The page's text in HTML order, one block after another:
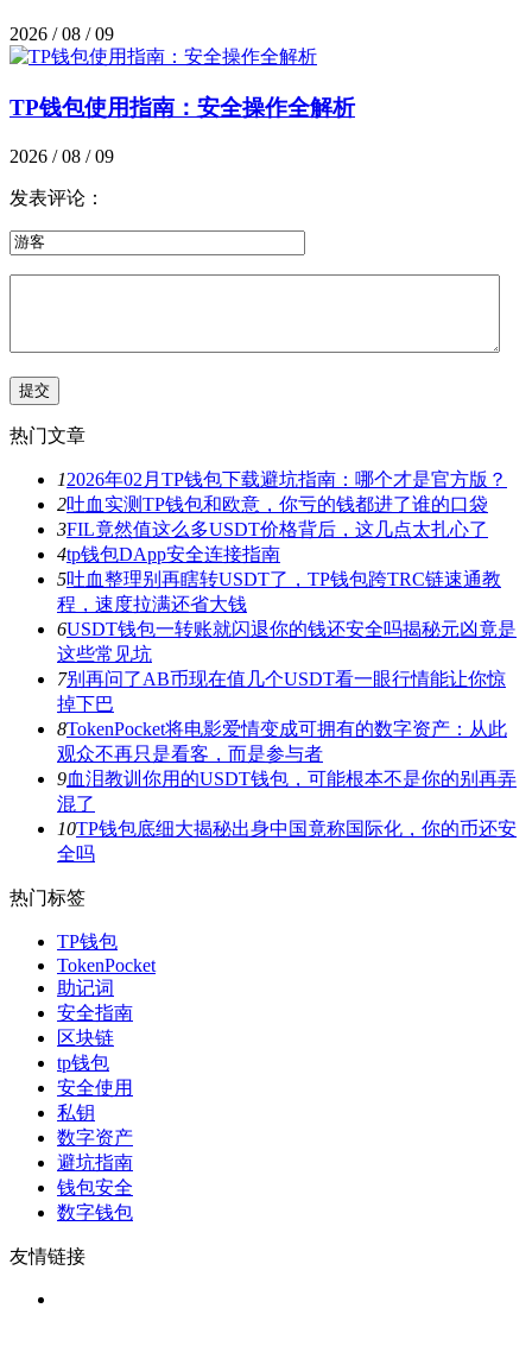
2026 / 08 / 09
TP钱包使用指南：安全操作全解析
2026 / 08 / 09
发表评论：
热门文章
12026年02月TP钱包下载避坑指南：哪个才是官方版？
2吐血实测TP钱包和欧意，你亏的钱都进了谁的口袋
3FIL竟然值这么多USDT价格背后，这几点太扎心了
4tp钱包DApp安全连接指南
5吐血整理别再瞎转USDT了，TP钱包跨TRC链速通教
程，速度拉满还省大钱
6USDT钱包一转账就闪退你的钱还安全吗揭秘元凶竟是
这些常见坑
7别再问了AB币现在值几个USDT看一眼行情能让你惊
掉下巴
8TokenPocket将电影爱情变成可拥有的数字资产：从此
观众不再只是看客，而是参与者
9血泪教训你用的USDT钱包，可能根本不是你的别再弄
混了
10TP钱包底细大揭秘出身中国竟称国际化，你的币还安
全吗
热门标签
TP钱包
TokenPocket
助记词
安全指南
区块链
tp钱包
安全使用
私钥
数字资产
避坑指南
钱包安全
数字钱包
友情链接